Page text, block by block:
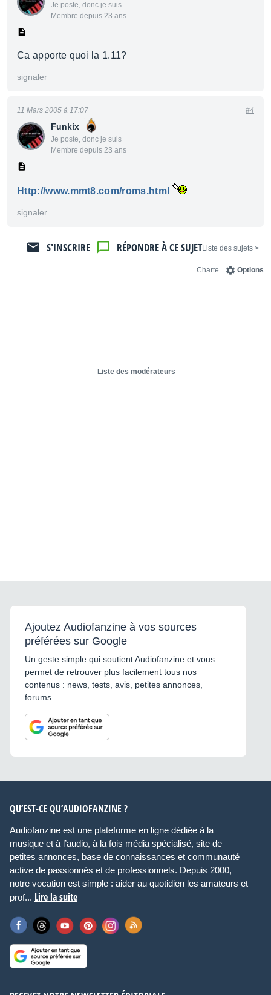
Je poste, donc je suis
Membre depuis 23 ans
Ca apporte quoi la 1.11?
signaler
Funkix
Je poste, donc je suis
Membre depuis 23 ans
11 Mars 2005 à 17:07 #4
Http://www.mmt8.com/roms.html
signaler
< Liste des sujets
RÉPONDRE À CE SUJET
S'INSCRIRE
Options
Charte
Liste des modérateurs
Ajoutez Audiofanzine à vos sources
préférées sur Google
Un geste simple qui soutient Audiofanzine et vous
permet de retrouver plus facilement tous nos
contenus : news, tests, avis, petites annonces,
forums...
QU’EST-CE QU’AUDIOFANZINE ?
Audiofanzine est une plateforme en ligne dédiée à la
musique et à l’audio, à la fois média spécialisé, site de
petites annonces, base de connaissances et communauté
active de passionnés et de professionnels. Depuis 2000,
notre vocation est simple : aider au quotidien les amateurs et
prof... Lire la suite